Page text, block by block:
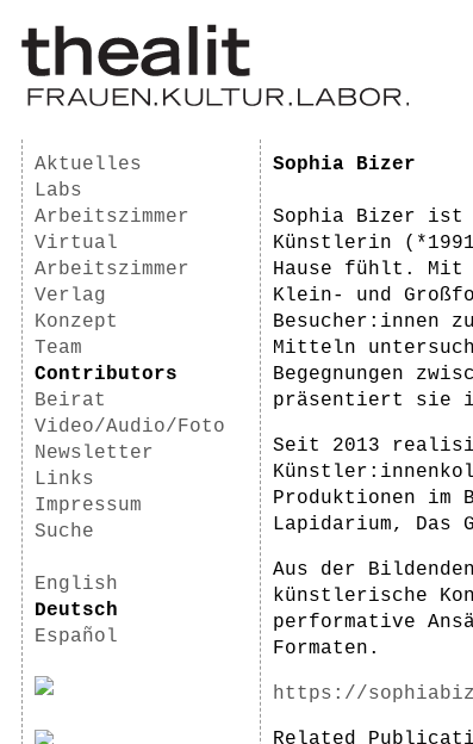
Aktuelles
Labs
Arbeitszimmer
Virtual
Arbeitszimmer
Verlag
Konzept
Team
Contributors
Beirat
Video/Audio/Foto
Newsletter
Links
Impressum
Suche
English
Deutsch
Español
Sophia Bizer
Sophia Bizer ist
Künstlerin
Hause fühlt.
Klein- und
Besucher:innen
Mitteln
Begegnungen
präsentiert sie
Seit 2013
Produktionen im
Lapidarium, Das
Aus der
künstlerische
performative
Formaten.
https://
Related